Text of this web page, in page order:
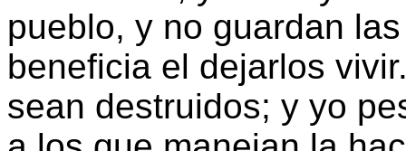
pueblo, y no guardan
beneficia el dejarlos
sean destruidos; y yo